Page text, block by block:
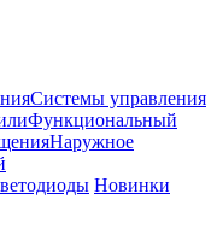
Системы управления
Функциональный
Наружное
Новинки